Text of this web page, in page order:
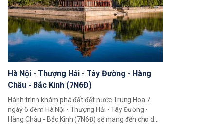
Hà Nội - Thượng Hải - Tây Đường - Hàng
Châu - Bắc Kinh (7N6Đ)
Hành trình khám phá đất đất nước Trung Hoa 7
ngày 6 đêm Hà Nội - Thượng Hải - Tây Đường -
Hàng Châu - Bắc Kinh (7N6Đ) sẽ mang đến cho du